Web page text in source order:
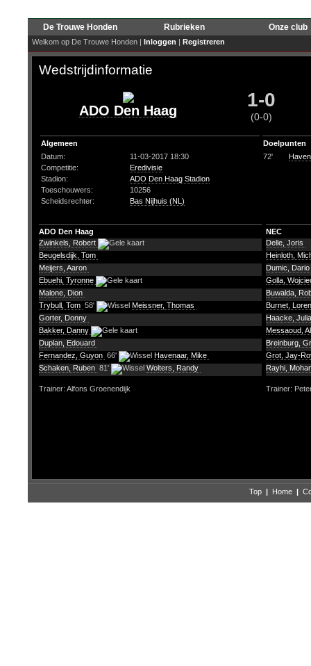
De Trouwe Honden Rubrieken Onze club
Welkom op De Trouwe Honden | Inloggen | Registreren
Wedstrijdinformatie
ADO Den Haag 1-0
(0-0)
Algemeen
Datum:
11-03-2017 18:30
Competitie:
Eredivisie
Stadion:
ADO Den Haag Stadion
Toeschouwers:
10256
Scheidsrechter:
Bas Nijhuis (NL)
Doelpunten
72'
ADO Den Haag
NEC
Zwinkels, Robert
Beugelsdijk, Tom
Meijers, Aaron
Ebuehi, Tyronne
Malone, Dion
Trybull, Tom 58'
Meissner, Thomas
Gorter, Donny
Bakker, Danny
Duplan, Edouard
Fernandez, Guyon 66'
Havenaar, Mike
Schaken, Ruben 81' Wolters, Randy
Delle, Joris
Heinloth,
Dumic, Dario
Golla,
Buwalda,
Burnet,
Haacke,
Messaoud,
Breinburg,
Grot, Jay-
Rayhi,
Trainer: Alfons Groenendijk Trainer:
Top | Home |